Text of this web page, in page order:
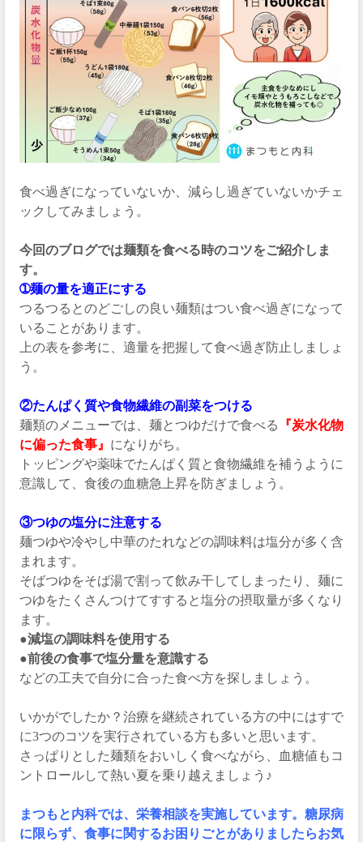
食べ過ぎになっていないか、減らし過ぎていないかチェ
ックしてみましょう。
今回のブログでは麺類を食べる時のコツをご紹介しま
す。
➀麺の量を適正にする
つるつるとのどごしの良い麺類はつい食べ過ぎになって
いることがあります。
上の表を参考に、適量を把握して食べ過ぎ防止しましょ
う。
②たんぱく質や食物繊維の副菜をつける
麺類のメニューでは、麺とつゆだけで食べる
『炭水化物
に偏った食事』 になりがち。
トッピングや薬味でたんぱく質と食物繊維を補うように
意識して、食後の血糖急上昇を防ぎましょう。
③つゆの塩分に注意する
麺つゆや冷やし中華のたれなどの調味料は塩分が多く含
まれます。
そばつゆをそば湯で割って飲み干してしまったり、麺に
つゆをたくさんつけてすすると塩分の摂取量が多くなり
ます。
●減塩の調味料を使用する
●前後の食事で塩分量を意識する
などの工夫で自分に合った食べ方を探しましょう。
いかがでしたか？治療を継続されている方の中にはすで
に3つのコツを実行されている方も多いと思います。
さっぱりとした麺類をおいしく食べながら、血糖値もコ
ントロールして熱い夏を乗り越えましょう♪
まつもと内科では、栄養相談を実施しています。 糖尿病
に限らず、食事に関するお困りごとがありましたらお気